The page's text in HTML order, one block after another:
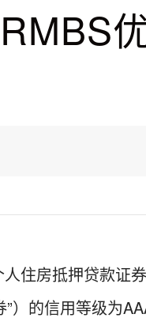
住房抵押贷款证
）的信用等级为